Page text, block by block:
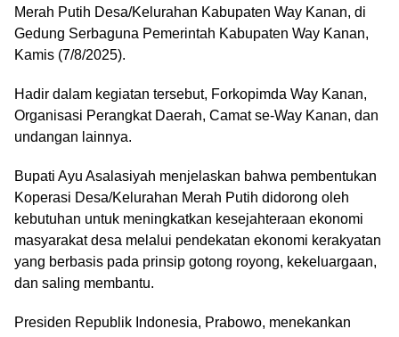
Merah Putih Desa/Kelurahan Kabupaten Way Kanan, di
Gedung Serbaguna Pemerintah Kabupaten Way Kanan,
Kamis (7/8/2025).
Hadir dalam kegiatan tersebut, Forkopimda Way Kanan,
Organisasi Perangkat Daerah, Camat se-Way Kanan, dan
undangan lainnya.
Bupati Ayu Asalasiyah menjelaskan bahwa pembentukan
Koperasi Desa/Kelurahan Merah Putih didorong oleh
kebutuhan untuk meningkatkan kesejahteraan ekonomi
masyarakat desa melalui pendekatan ekonomi kerakyatan
yang berbasis pada prinsip gotong royong, kekeluargaan,
dan saling membantu.
Presiden Republik Indonesia, Prabowo, menekankan